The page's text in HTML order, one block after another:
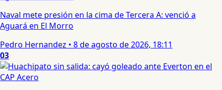
Naval mete presión en la cima de Tercera A: venció a
Aguará en El Morro
Pedro Hernandez • 8 de agosto de 2026, 18:11
03